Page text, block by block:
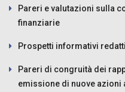
Pareri e valutazioni sulla
finanziarie
Prospetti informativi
Pareri di congruità dei
emissione di nuove azioni